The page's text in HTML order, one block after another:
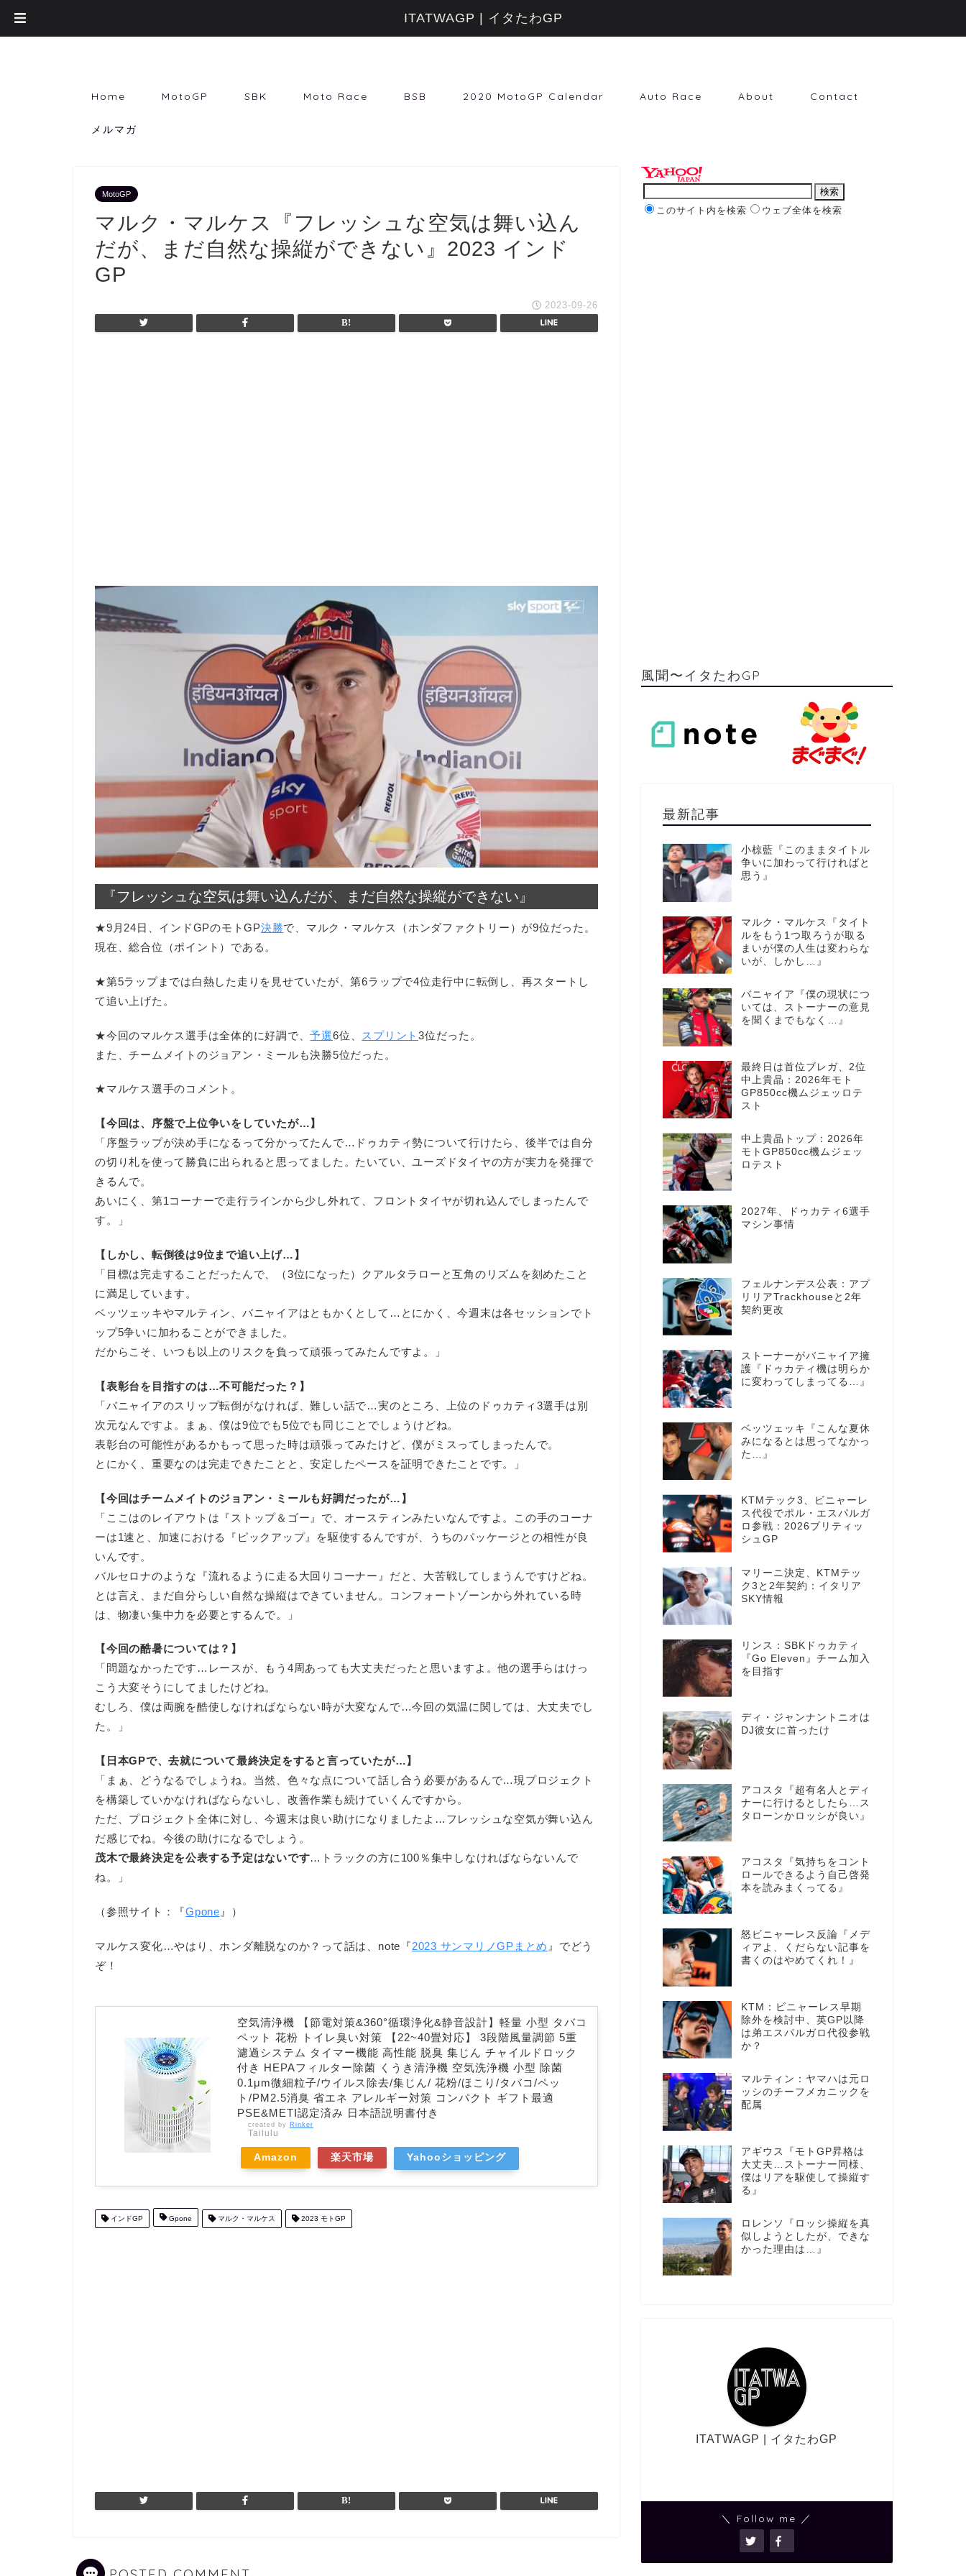
Home MotoGP SBK Moto Race BSB 2020 MotoGP Calendar Auto Race About Contact
メルマガ
MotoGP
マルク・マルケス『フレッシュな空気は舞い込ん
だが、まだ自然な操縦ができない』2023 インド
GP
2023-09-26
『フレッシュな空気は舞い込んだが、まだ自然な操縦ができない』
★9月24日、インドGPのモトGP決勝で、マルク・マルケス（ホンダファクトリー）が9位だった。
現在、総合位（ポイント）である。
★第5ラップまでは白熱した走りを見せていたが、第6ラップで4位走行中に転倒し、再スタートし
て追い上げた。
★今回のマルケス選手は全体的に好調で、予選6位、 スプリント3位だった。
また、チームメイトのジョアン・ミールも決勝5位だった。
★マルケス選手のコメント。
【今回は、序盤で上位争いをしていたが…】
「序盤ラップが決め手になるって分かってたんで…ドゥカティ勢について行けたら、後半では自分
の切り札を使って勝負に出られると思ってました。たいてい、ユーズドタイヤの方が実力を発揮で
きるんで。
あいにく、第1コーナーで走行ラインから少し外れて、フロントタイヤが切れ込んでしまったんで
す。」
【しかし、転倒後は9位まで追い上げ…】
「目標は完走することだったんで、（3位になった）クアルタラローと互角のリズムを刻めたこと
に満足しています。
ベッツェッキやマルティン、バニャイアはともかくとして…とにかく、今週末は各セッションでト
ップ5争いに加わることができました。
だからこそ、いつも以上のリスクを負って頑張ってみたんですよ。」
【表彰台を目指すのは…不可能だった？】
「バニャイアのスリップ転倒がなければ、難しい話で…実のところ、上位のドゥカティ3選手は別
次元なんですよ。まぁ、僕は9位でも5位でも同じことでしょうけどね。
表彰台の可能性があるかもって思った時は頑張ってみたけど、僕がミスってしまったんで。
とにかく、重要なのは完走できたことと、安定したペースを証明できたことです。」
【今回はチームメイトのジョアン・ミールも好調だったが…】
「ここはのレイアウトは『ストップ＆ゴー』で、オースティンみたいなんですよ。この手のコーナ
ーは1速と、加速における『ピックアップ』を駆使するんですが、うちのパッケージとの相性が良
いんです。
バルセロナのような『流れるように走る大回りコーナー』だと、大苦戦してしまうんですけどね。
とは言え、まだ自分らしい自然な操縦はできていません。コンフォートゾーンから外れている時
は、物凄い集中力を必要とするんで。」
【今回の酷暑については？】
「問題なかったです…レースが、もう4周あっても大丈夫だったと思いますよ。他の選手らはけっ
こう大変そうにしてましたけどね。
むしろ、僕は両腕を酷使しなければならない時が大変なんで…今回の気温に関しては、大丈夫でし
た。」
【日本GPで、去就について最終決定をすると言っていたが…】
「まぁ、どうなるでしょうね。当然、色々な点について話し合う必要があるんで…現プロジェクト
を構築していかなければならないし、改善作業も続けていくんですから。
ただ、プロジェクト全体に対し、今週末は良い助けになりましたよ…フレッシュな空気が舞い込ん
だ感じでね。今後の助けになるでしょう。
茂木で最終決定を公表する予定はないです…トラックの方に100％集中しなければならないんで
ね。」
（参照サイト：『Gpone 』）
マルケス変化…やはり、ホンダ離脱なのか？って話は、note『2023 サンマリノGPまとめ 』でどう
ぞ！
空気清浄機 【節電対策&360°循環浄化&静音設計】軽量 小型 タバコ
ペット 花粉 トイレ臭い対策 【22~40畳対応】 3段階風量調節 5重
濾過システム タイマー機能 高性能 脱臭 集じん チャイルドロック
付き HEPAフィルター除菌 くうき清浄機 空気洗浄機 小型 除菌
0.1μm微細粒子/ウイルス除去/集じん/ 花粉/ほこり/タバコ/ペッ
ト/PM2.5消臭 省エネ アレルギー対策 コンパクト ギフト最適
PSE&METI認定済み 日本語説明書付き
created by Rinker
Tailulu
Amazon 楽天市場 Yahooショッピング
インドGP Gpone マルク・マルケス 2023 モトGP
このサイト内を検索 ウェブ全体を検索
風聞〜イタたわGP
最新記事
小椋藍『このままタイトル
争いに加わって行ければと
思う』
マルク・マルケス『タイト
ルをもう1つ取ろうが取る
まいが僕の人生は変わらな
いが、しかし…』
バニャイア『僕の現状につ
いては、ストーナーの意見
を聞くまでもなく…』
最終日は首位ブレガ、2位
中上貴晶：2026年モト
GP850cc機ムジェッロテ
スト
中上貴晶トップ：2026年
モトGP850cc機ムジェッ
ロテスト
2027年、ドゥカティ6選手
マシン事情
フェルナンデス公表：アプ
リリアTrackhouseと2年
契約更改
ストーナーがバニャイア擁
護『ドゥカティ機は明らか
に変わってしまってる…』
ベッツェッキ『こんな夏休
みになるとは思ってなかっ
た…』
KTMテック3、ビニャーレ
ス代役でポル・エスパルガ
ロ参戦：2026ブリティッ
シュGP
マリーニ決定、KTMテッ
ク3と2年契約：イタリア
SKY情報
リンス：SBKドゥカティ
『Go Eleven』チーム加入
を目指す
ディ・ジャンナントニオは
DJ彼女に首ったけ
アコスタ『超有名人とディ
ナーに行けるとしたら…ス
タローンかロッシが良い』
アコスタ『気持ちをコント
ロールできるよう自己啓発
本を読みまくってる』
怒ビニャーレス反論『メデ
ィアよ、くだらない記事を
書くのはやめてくれ！』
KTM：ビニャーレス早期
除外を検討中、英GP以降
は弟エスパルガロ代役参戦
か？
マルティン：ヤマハは元ロ
ッシのチーフメカニックを
配属
アギウス『モトGP昇格は
大丈夫…ストーナー同様、
僕はリアを駆使して操縦す
る』
ロレンソ『ロッシ操縦を真
似しようとしたが、できな
かった理由は…』
ITATWAGP | イタたわGP
＼ Follow me ／
ITATWAGP | イタたわGP